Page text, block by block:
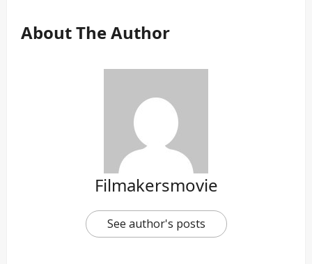
About The Author
Filmakersmovie
See author's posts